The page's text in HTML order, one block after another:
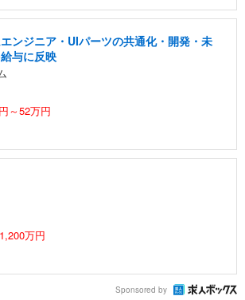
ンジニア・UIパーツの共通化・開発・未
与に反映
～52万円
万円
Sponsored by